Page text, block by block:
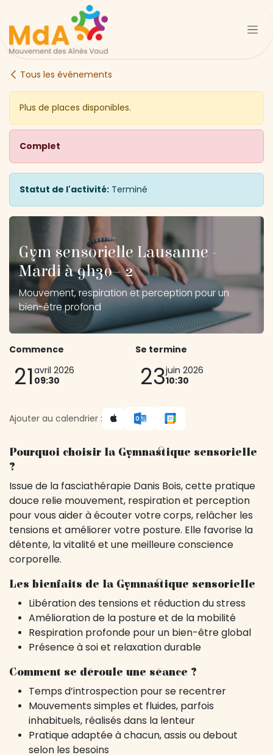
Se rendre au contenu
Tous les événements
Plus de places disponibles.
Complet
Statut de l'activité: Terminé
Gym sensorielle Lausanne -
Mardi à 9h30 - 2
Mouvement, respiration et perception pour un
bien-être profond
Commence
21avril 2026
09:30
Se termine
23juin 2026
10:30
Ajouter au calendrier :
Pourquoi choisir la Gymnastique sensorielle
?
Issue de la fasciathérapie Danis Bois, cette pratique
douce relie mouvement, respiration et perception
pour vous aider à écouter votre corps, relâcher les
tensions et améliorer votre posture. Elle favorise la
détente, la vitalité et une meilleure conscience
corporelle.
Les bienfaits de la Gymnastique sensorielle
Libération des tensions et réduction du stress
Amélioration de la posture et de la mobilité
Respiration profonde pour un bien-être global
Présence à soi et relaxation durable
Comment se déroule une séance ?
Temps d’introspection pour se recentrer
Mouvements simples et fluides, parfois
inhabituels, réalisés dans la lenteur
Pratique adaptée à chacun, assis ou debout
selon les besoins